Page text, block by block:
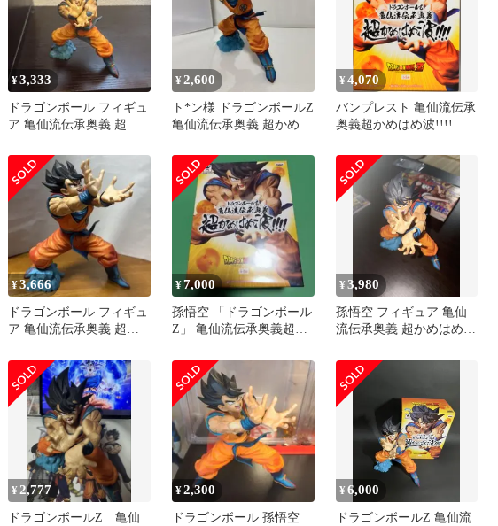
¥3,333
ドラゴンボール フィギュ
ア 亀仙流伝承奥義 超か
¥2,600
ト*ン様 ドラゴンボールZ
亀仙流伝承奥義 超かめは
¥4,070
バンプレスト 亀仙流伝承
奥義超かめはめ波!!!! 孫
¥3,666
ドラゴンボール フィギュ
ア 亀仙流伝承奥義 超か
¥7,000
孫悟空 「ドラゴンボール
Z」 亀仙流伝承奥義超か
¥3,980
孫悟空 フィギュア 亀仙
流伝承奥義 超かめはめ波
¥2,777
ドラゴンボールZ 亀仙
¥2,300
ドラゴンボール 孫悟空
¥6,000
ドラゴンボールZ 亀仙流